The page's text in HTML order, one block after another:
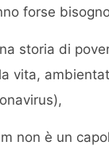
forse
storia di
vita,
non è un